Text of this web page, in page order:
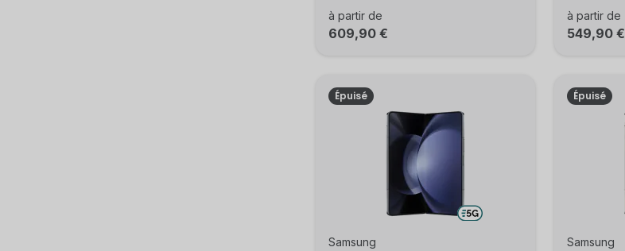
à partir de
609,90 €
à partir de
549,90 €
Épuisé
Samsung
Épuisé
Samsung